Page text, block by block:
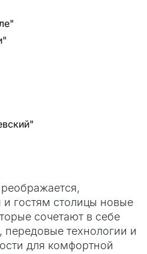
и гостям столицы новые
сочетают в себе
технологии и
для комфортной